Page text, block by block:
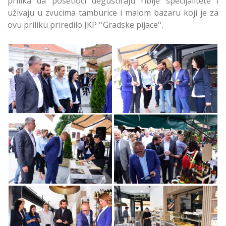
uživaju u zvucima tamburice i malom bazaru koji je za
ovu priliku priredilo JKP ''Gradske pijace''.
Žitni Kantar Sinuo
Novim Sjajem u
Zemunu
Žitni Kantar Sinuo
Novim Sjajem u
Zemunu
Žitni Kantar Sinuo
Novim Sjajem u
Zemunu
Žitni Kantar Sinuo
Novim Sjajem u
Zemunu
Žitni Kantar Sinuo
Novim Sjajem u
Žitni Kantar Sinuo
Novim Sjajem u